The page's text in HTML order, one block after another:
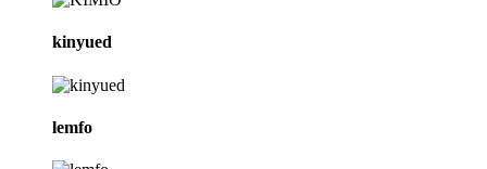
kinyued
lemfo